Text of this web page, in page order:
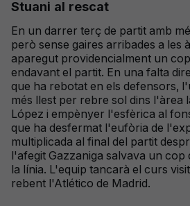
Stuani al rescat
En un darrer terç de partit amb
però sense gaires arribades a les
aparegut providencialment un
endavant el partit. En una falta
que ha rebotat en els defensors,
més llest per rebre sol dins l'àrea
López i empènyer l'esfèrica al
que ha desfermat l'eufòria de
multiplicada al final del partit
l'afegit Gazzaniga salvava un
la línia. L'equip tancarà el curs
rebent l'Atlético de Madrid.